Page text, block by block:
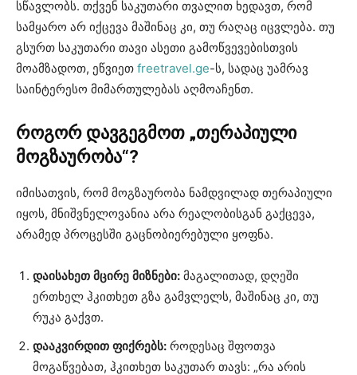
სწავლობს. თქვენ საკუთარი თვალით ხედავთ, რომ
სამყარო არ იქცევა მაშინაც კი, თუ რაღაც იცვლება. თუ
გსურთ საკუთარი თავი ასეთი გამოწვევებისთვის
მოამზადოთ, ეწვიეთ freetravel.ge-ს, სადაც უამრავ
საინტერესო მიმართულებას აღმოაჩენთ.
როგორ დავგეგმოთ „თერაპიული
მოგზაურობა“?
იმისათვის, რომ მოგზაურობა ნამდვილად თერაპიული
იყოს, მნიშვნელოვანია არა რეალობისგან გაქცევა,
არამედ პროცესში გაცნობიერებული ყოფნა.
დაისახეთ მცირე მიზნები: მაგალითად, დღეში
ერთხელ ჰკითხეთ გზა გამვლელს, მაშინაც კი, თუ
რუკა გაქვთ.
დააკვირდით ფიქრებს: როდესაც შფოთვა
მოგაწვებათ, ჰკითხეთ საკუთარ თავს: „რა არის